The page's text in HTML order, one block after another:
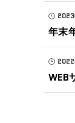
年末
WEB